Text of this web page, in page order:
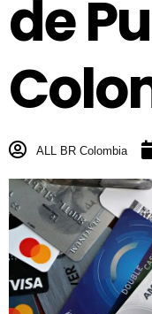
de
ALL BR Colombia